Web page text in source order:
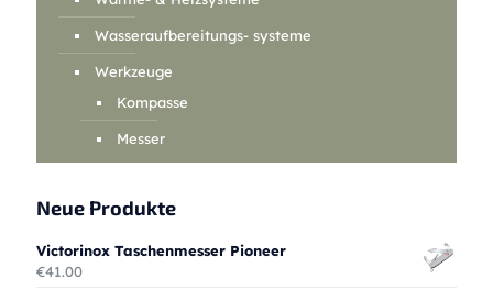
Wasseraufbereitungs- systeme
Werkzeuge
Kompasse
Messer
Neue Produkte
Victorinox Taschenmesser Pioneer
€41.00